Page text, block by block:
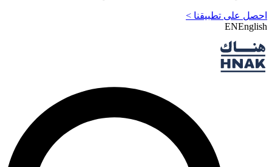
احصل على تطبيقنا >
ENEnglish